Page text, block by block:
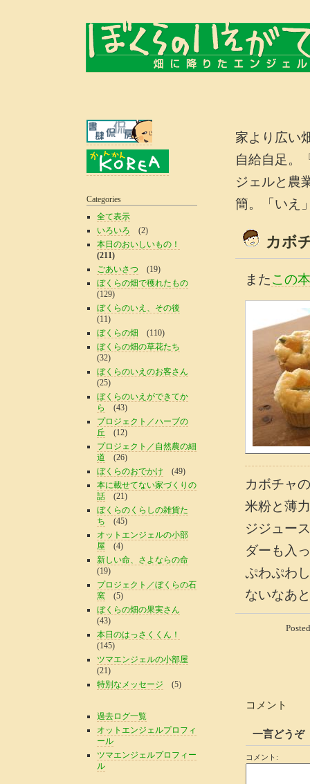
家より広い
自給自足。
ジェルと農
簡。「いえ
カボ
またこの本
カボチャ
米粉と薄
ジジュー
ダーも入
ぷわぷわ
ないなあ
コメント
一言どうぞ
コメント:
Categories
全て表示
いろいろ (2)
本日のおいしいもの！
(211)
ごあいさつ (19)
ぼくらの畑で穫れたもの
(129)
ぼくらのいえ、その後
(11)
ぼくらの畑
(110)
ぼくらの畑の草花たち
(32)
ぼくらのいえのお客さん
(25)
ぼくらのいえができてか
ら
(43)
プロジェクト／ハーブの
丘 (12)
プロジェクト／自然農の細
道 (26)
ぼくらのおでかけ (49)
本に載せてない家づくりの
話 (21)
ぼくらのくらしの雑貨た
ち (45)
オットエンジェルの小部
屋 (4)
新しい命、さよならの命
(19)
プロジェクト／ぼくらの石
窯 (5)
ぼくらの畑の果実さん
(43)
本日のはっさくくん！
(145)
ツマエンジェルの小部屋
(21)
特別なメッセージ (5)
過去ログ一覧
オットエンジェルプロフィ
ール
ツマエンジェルプロフィー
ル